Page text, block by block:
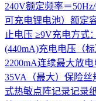
240V额定频率＝
可充电锂电池）额定
止电压 ≥9V充电方式
(440mA)充电电压（
2200mA连续最大放
35VA（最大）保险丝
式热敏点阵记录记录